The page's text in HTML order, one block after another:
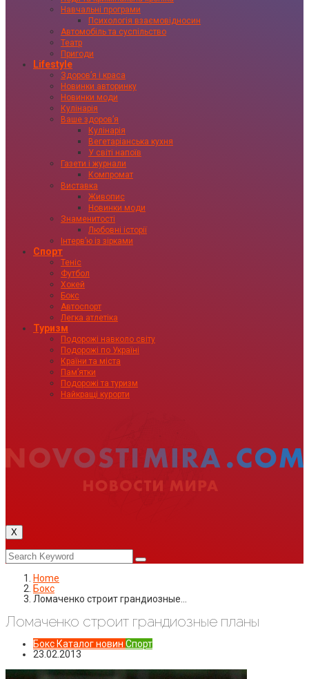
Навчальні програми
Психологія взаємовідносин
Автомобіль та суспільство
Театр
Пригоди
Lifestyle
Здоровʼя і краса
Новинки авторинку
Новинки моди
Кулінарія
Ваше здоровʼя
Кулінарія
Вегетаріанська кухня
У світі напоїв
Газети і журнали
Компромат
Виставка
Живопис
Новинки моди
Знаменитості
Любовні історії
Інтервʼю із зірками
Спорт
Теніс
Футбол
Хокей
Бокс
Автоспорт
Легка атлетіка
Туризм
Подорожі навколо світу
Подорожі по Україні
Країни та міста
Пам’ятки
Подорожі та туризм
Найкращі курорти
X
Home
Бокс
Ломаченко строит грандиозные…
Ломаченко строит грандиозные планы
БоксКаталог новин Спорт
23.02.2013